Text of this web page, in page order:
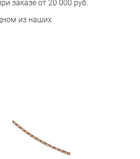
заказе от 20 000 руб.
из наших